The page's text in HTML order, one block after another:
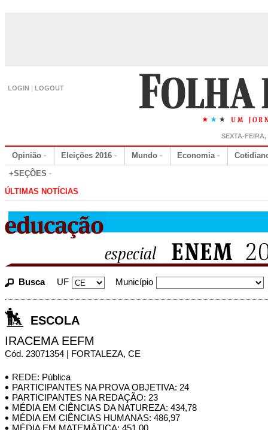
LOGIN | LOGOUT
SEXTA-
Opinião Eleições 2016 Mundo Economia
+SEÇÕES
ÚLTIMAS NOTÍCIAS
Busca UF Município
ESCOLA
IRACEMA EEFM
Cód. 23071354 | FORTALEZA, CE
REDE: Pública
PARTICIPANTES NA PROVA OBJETIVA: 24
PARTICIPANTES NA REDAÇÃO: 23
MÉDIA EM CIÊNCIAS DA NATUREZA: 434,78
MÉDIA EM CIÊNCIAS HUMANAS: 486,97
MÉDIA EM MATEMÁTICA: 451,00